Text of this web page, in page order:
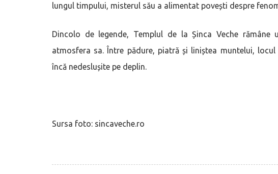
lungul timpului, misterul său a alimentat povești despre
Dincolo de legende, Templul de la Șinca Veche
atmosfera sa. Între pădure, piatră și liniștea muntelui,
încă nedeslușite pe deplin.
Sursa foto: sincaveche.ro